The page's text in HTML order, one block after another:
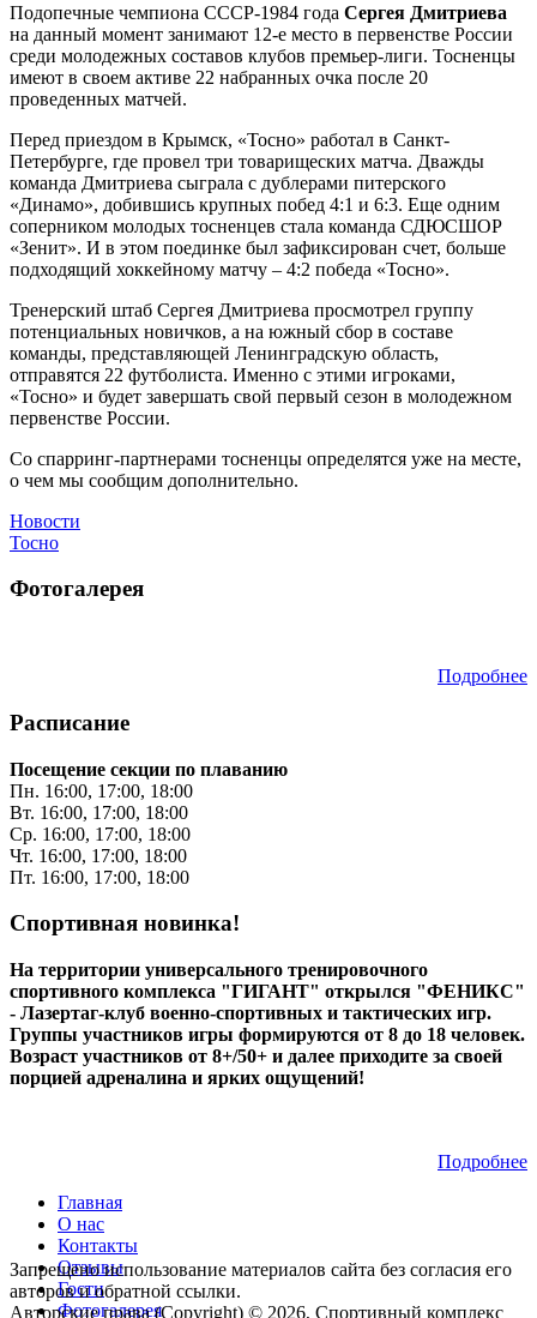
Подопечные чемпиона СССР-1984 года Сергея Дмитриева
на данный момент занимают 12-е место в первенстве России
среди молодежных составов клубов премьер-лиги. Тосненцы
имеют в своем активе 22 набранных очка после 20
проведенных матчей.
Перед приездом в Крымск, «Тосно» работал в Санкт-
Петербурге, где провел три товарищеских матча. Дважды
команда Дмитриева сыграла с дублерами питерского
«Динамо», добившись крупных побед 4:1 и 6:3. Еще одним
соперником молодых тосненцев стала команда СДЮСШОР
«Зенит». И в этом поединке был зафиксирован счет, больше
подходящий хоккейному матчу – 4:2 победа «Тосно».
Тренерский штаб Сергея Дмитриева просмотрел группу
потенциальных новичков, а на южный сбор в составе
команды, представляющей Ленинградскую область,
отправятся 22 футболиста. Именно с этими игроками,
«Тосно» и будет завершать свой первый сезон в молодежном
первенстве России.
Со спарринг-партнерами тосненцы определятся уже на месте,
о чем мы сообщим дополнительно.
Новости
Тосно
Фотогалерея
Подробнее
Расписание
Посещение секции по плаванию
Пн. 16:00, 17:00, 18:00
Вт. 16:00, 17:00, 18:00
Ср. 16:00, 17:00, 18:00
Чт. 16:00, 17:00, 18:00
Пт. 16:00, 17:00, 18:00
Спортивная новинка!
На территории универсального тренировочного
спортивного комплекса "ГИГАНТ" открылся "ФЕНИКС"
- Лазертаг-клуб военно-спортивных и тактических игр.
Группы участников игры формируются от 8 до 18 человек.
Возраст участников от 8+/50+ и далее приходите за своей
порцией адреналина и ярких ощущений!
Подробнее
Главная
О нас
Контакты
Отзывы
Гости
Фотогалерея
Запрещено использование материалов сайта без согласия его
авторов и обратной ссылки.
Авторские права (Copyright) © 2026, Спортивный комплекс